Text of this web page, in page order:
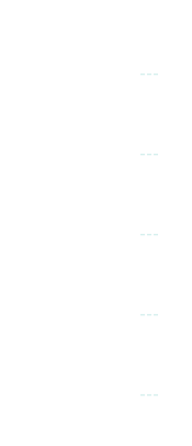
---
---
---
---
---